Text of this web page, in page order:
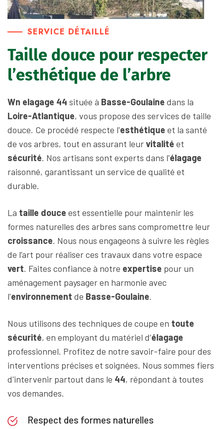
SERVICE DÉTAILLÉ
Taille douce pour respecter
l’esthétique de l’arbre
Wn elagage 44 située à Basse-Goulaine dans la
Loire-Atlantique, vous propose des services de taille
douce. Ce procédé respecte l'esthétique et la santé
de vos arbres, tout en assurant leurvitalité et
sécurité. Nos artisans sont experts dans l'élagage
raisonné, garantissant un service de qualité et
durable.
La taille douce est essentielle pour maintenir les
formes naturelles des arbres sans compromettre leur
croissance. Nous nous engageons à suivre les règles
de l’art pour réaliser ces travaux dans votre espace
vert. Faites confiance à notre expertise pour un
aménagement paysager en harmonie avec
l'environnement de Basse-Goulaine.
Nous utilisons des techniques de coupe en toute
sécurité, en employant du matériel d’élagage
professionnel. Profitez de notre savoir-faire pour des
interventions précises et soignées. Nous sommes fiers
d'intervenir partout dans le 44, répondant à toutes
vos demandes.
Respect des formes naturelles